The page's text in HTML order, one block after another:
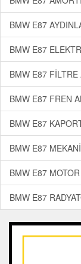
BMW E87
BMW E87
BMW E87 FİLTRE
BMW E87 FREN
BMW E87
BMW E87
BMW E87
BMW E87